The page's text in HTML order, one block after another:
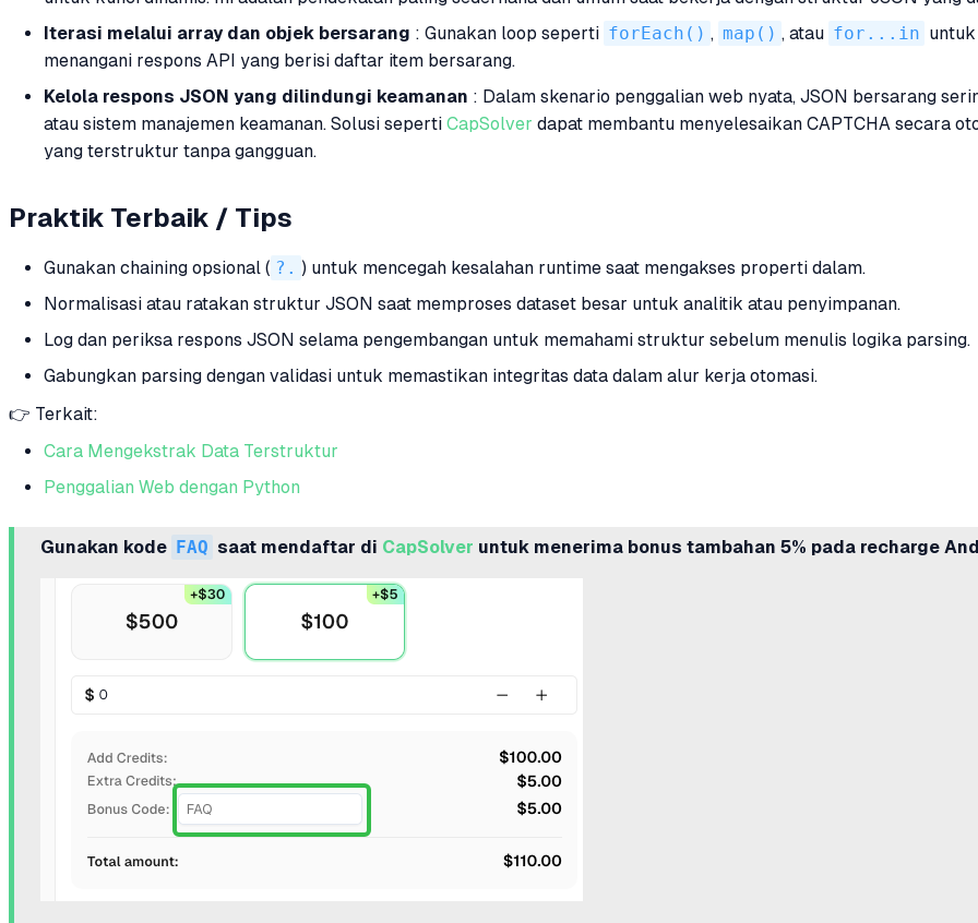
Iterasi melalui array dan objek bersarang : Gunakan loop seperti forEach() , map() , atau for...in
menangani respons API yang berisi daftar item bersarang.
Kelola respons JSON yang dilindungi keamanan : Dalam skenario penggalian web nyata, JSON bersarang
atau sistem manajemen keamanan. Solusi seperti CapSolver dapat membantu menyelesaikan CAPTCHA secara
yang terstruktur tanpa gangguan.
Praktik Terbaik / Tips
Gunakan chaining opsional ( ?. ) untuk mencegah kesalahan runtime saat mengakses properti dalam.
Normalisasi atau ratakan struktur JSON saat memproses dataset besar untuk analitik atau penyimpanan.
Log dan periksa respons JSON selama pengembangan untuk memahami struktur sebelum menulis logika parsing.
Gabungkan parsing dengan validasi untuk memastikan integritas data dalam alur kerja otomasi.
👉 Terkait:
Cara Mengekstrak Data Terstruktur
Penggalian Web dengan Python
Gunakan kode FAQ saat mendaftar di CapSolver untuk menerima bonus tambahan 5% pada recharge